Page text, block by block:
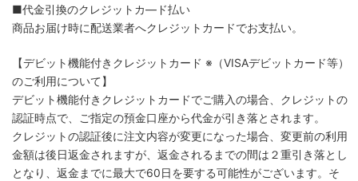
■代金引換のクレジットカ―ド払い
商品お届け時に配送業者へクレジットカードでお支払い。
【デビット機能付きクレジットカード ※（VISAデビットカード等）
のご利用について】
デビット機能付きクレジットカードでご購入の場合、クレジットの
認証時点で、ご指定の預金口座から代金が引き落とされます。
クレジットの認証後に注文内容が変更になった場合、変更前の利用
金額は後日返金されますが、返金されるまでの間は２重引き落とし
となり、返金までに最大で60日を要する可能性がございます。そ